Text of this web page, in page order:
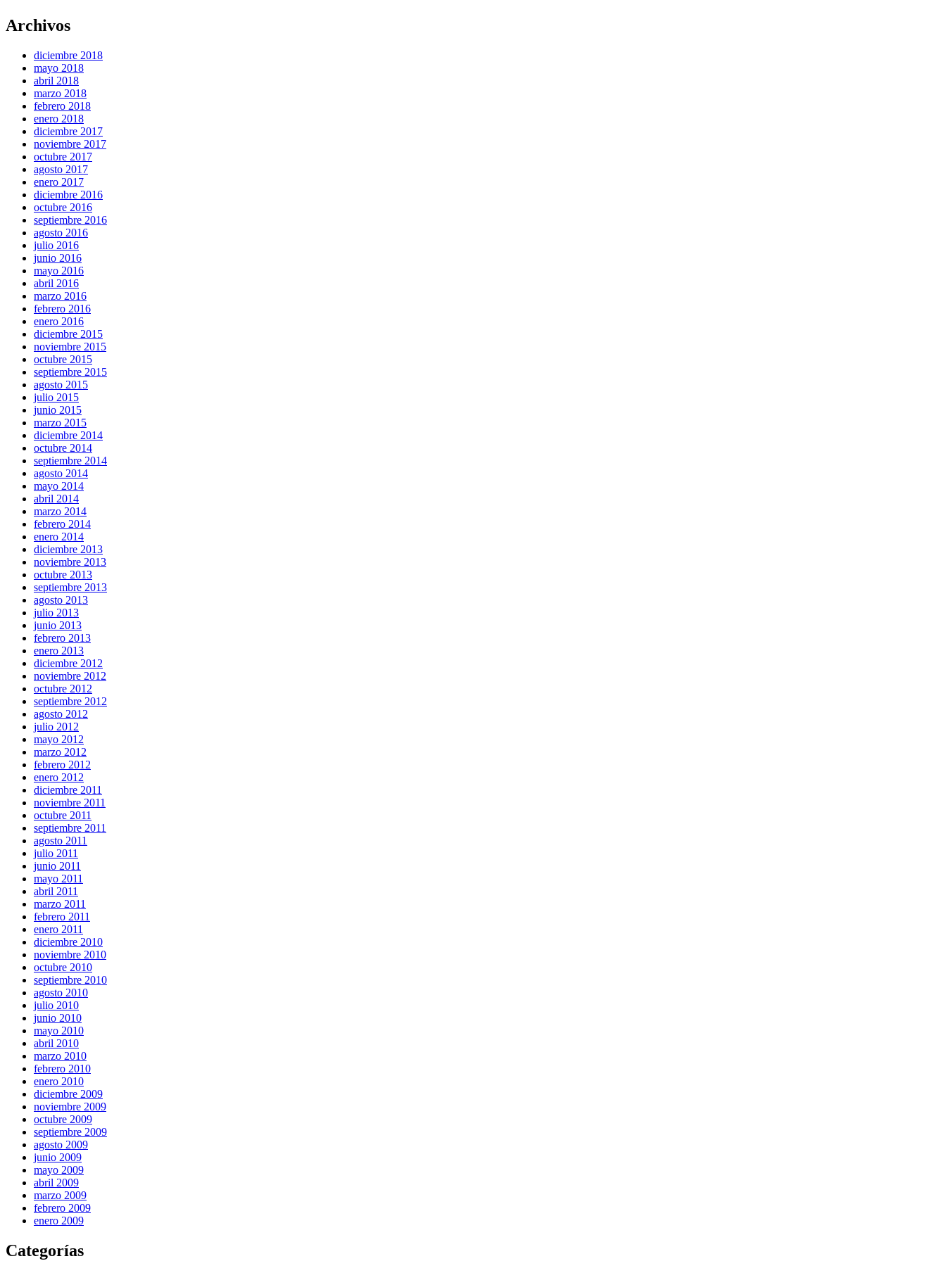
Archivos
diciembre 2018
mayo 2018
abril 2018
marzo 2018
febrero 2018
enero 2018
diciembre 2017
noviembre 2017
octubre 2017
agosto 2017
enero 2017
diciembre 2016
octubre 2016
septiembre 2016
agosto 2016
julio 2016
junio 2016
mayo 2016
abril 2016
marzo 2016
febrero 2016
enero 2016
diciembre 2015
noviembre 2015
octubre 2015
septiembre 2015
agosto 2015
julio 2015
junio 2015
marzo 2015
diciembre 2014
octubre 2014
septiembre 2014
agosto 2014
mayo 2014
abril 2014
marzo 2014
febrero 2014
enero 2014
diciembre 2013
noviembre 2013
octubre 2013
septiembre 2013
agosto 2013
julio 2013
junio 2013
febrero 2013
enero 2013
diciembre 2012
noviembre 2012
octubre 2012
septiembre 2012
agosto 2012
julio 2012
mayo 2012
marzo 2012
febrero 2012
enero 2012
diciembre 2011
noviembre 2011
octubre 2011
septiembre 2011
agosto 2011
julio 2011
junio 2011
mayo 2011
abril 2011
marzo 2011
febrero 2011
enero 2011
diciembre 2010
noviembre 2010
octubre 2010
septiembre 2010
agosto 2010
julio 2010
junio 2010
mayo 2010
abril 2010
marzo 2010
febrero 2010
enero 2010
diciembre 2009
noviembre 2009
octubre 2009
septiembre 2009
agosto 2009
junio 2009
mayo 2009
abril 2009
marzo 2009
febrero 2009
enero 2009
Categorías